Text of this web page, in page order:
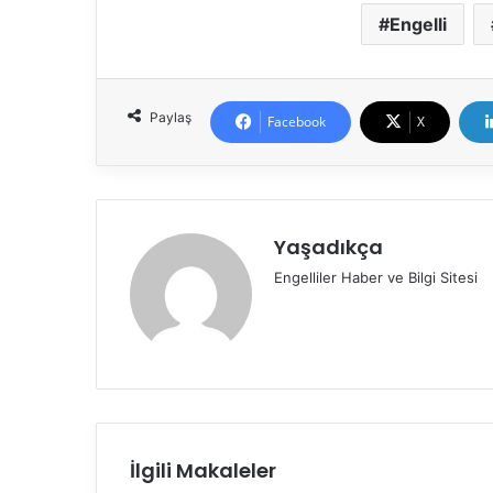
Engelli
Paylaş Facebook X
Yaşadıkça
Engelliler Haber ve Bilgi Sitesi
İlgili Makaleler